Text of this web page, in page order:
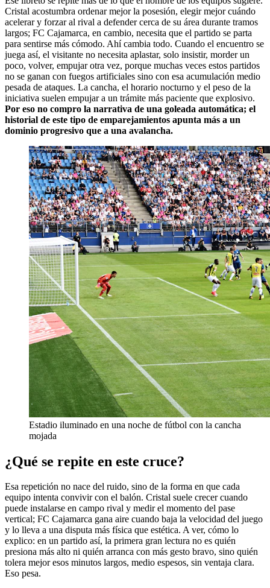
Cristal acostumbra ordenar mejor la posesión, elegir mejor cuándo
acelerar y forzar al rival a defender cerca de su área durante tramos
largos; FC Cajamarca, en cambio, necesita que el partido se parta
para sentirse más cómodo. Ahí cambia todo. Cuando el encuentro se
juega así, el visitante no necesita aplastar, solo insistir, morder un
poco, volver, empujar otra vez, porque muchas veces estos partidos
no se ganan con fuegos artificiales sino con esa acumulación medio
pesada de ataques. La cancha, el horario nocturno y el peso de la
iniciativa suelen empujar a un trámite más paciente que explosivo.
Por eso no compro la narrativa de una goleada automática; el
historial de este tipo de emparejamientos apunta más a un
dominio progresivo que a una avalancha.
Estadio iluminado en una noche de fútbol con la cancha
mojada
¿Qué se repite en este cruce?
Esa repetición no nace del ruido, sino de la forma en que cada
equipo intenta convivir con el balón. Cristal suele crecer cuando
puede instalarse en campo rival y medir el momento del pase
vertical; FC Cajamarca gana aire cuando baja la velocidad del juego
y lo lleva a una disputa más física que estética. A ver, cómo lo
explico: en un partido así, la primera gran lectura no es quién
presiona más alto ni quién arranca con más gesto bravo, sino quién
tolera mejor esos minutos largos, medio espesos, sin ventaja clara.
Eso pesa.